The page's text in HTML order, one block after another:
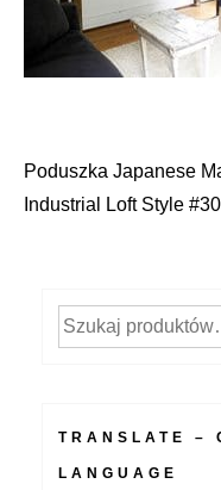
Nawigacja
Poduszka Japanese
Industrial Loft Style
Szukaj:
TRANSLATE –
LANGUAGE